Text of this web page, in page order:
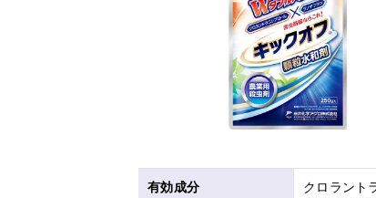
有効成分
クロラント